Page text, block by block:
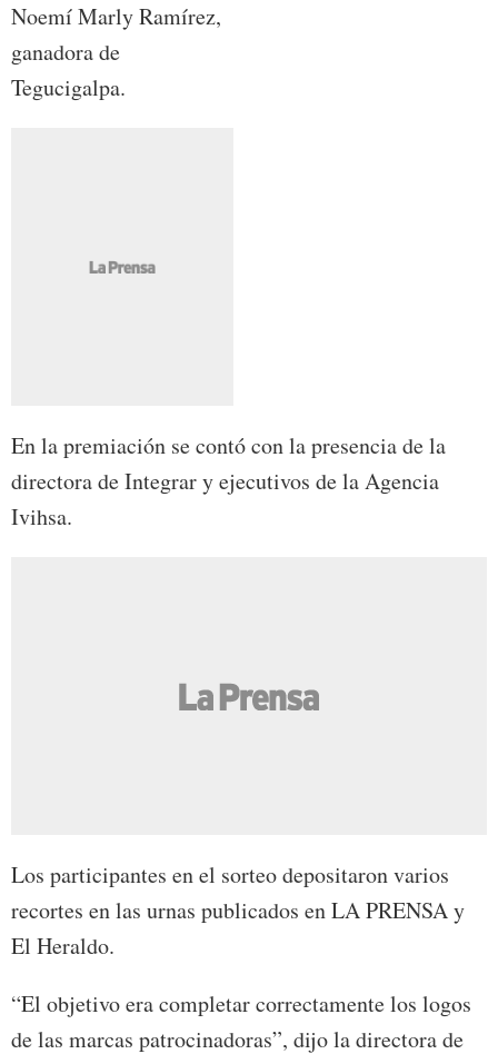
Noemí Marly Ramírez,
ganadora de
Tegucigalpa.
En la premiación se contó con la presencia de la
directora de Integrar y ejecutivos de la Agencia
Ivihsa.
Los participantes en el sorteo depositaron varios
recortes en las urnas publicados en LA PRENSA y
El Heraldo.
“El objetivo era completar correctamente los logos
de las marcas patrocinadoras”, dijo la directora de